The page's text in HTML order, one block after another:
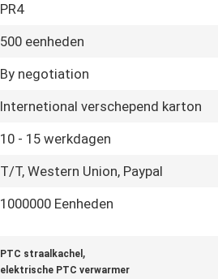
PR4
500 eenheden
By negotiation
Internetional verschepend karton
10 - 15 werkdagen
T/T, Western Union, Paypal
1000000 Eenheden
PTC straalkachel ,
elektrische PTC verwarmer